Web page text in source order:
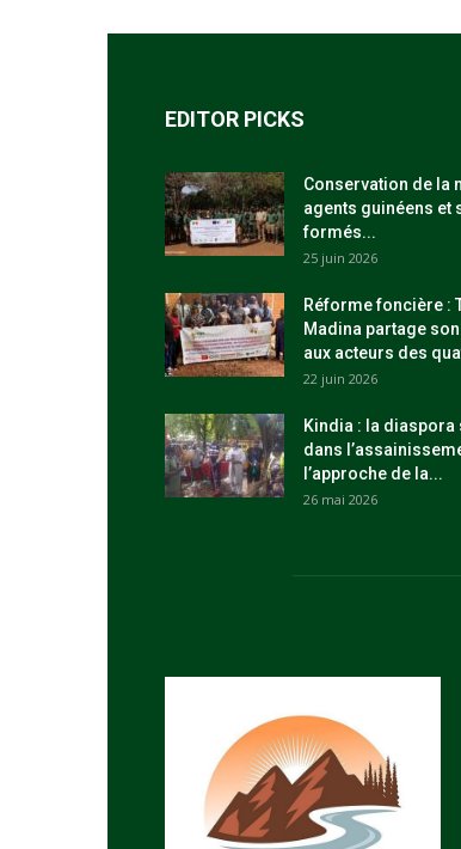
EDITOR PICKS
Conservation de la
agents guinéens et
formés...
25 juin 2026
Réforme foncière :
Madina partage
aux acteurs des
22 juin 2026
Kindia : la diaspora
dans
l’approche de la...
26 mai 2026